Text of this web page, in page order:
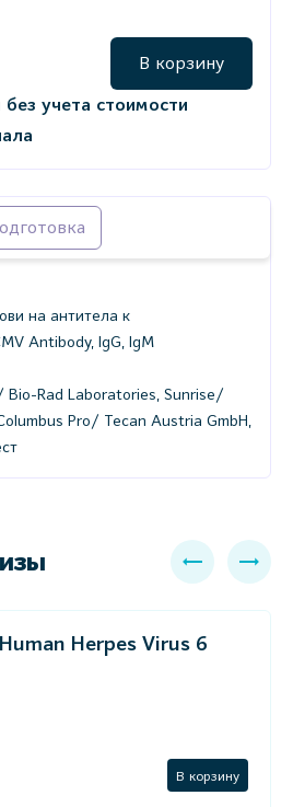
В корзину
учета стоимости
на антитела к
Antibody, IgG, IgM
Bio-Rad Laboratories, Sunrise/
Pro/ Tecan Austria GmbH,
Herpes Virus 6
В корзину